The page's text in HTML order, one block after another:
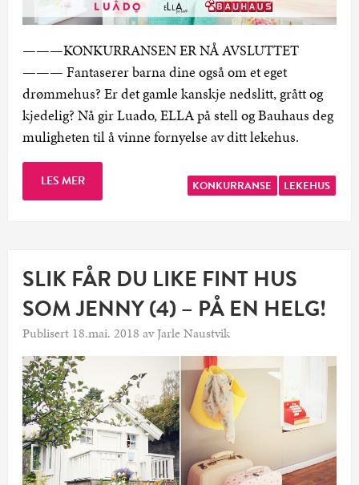
———KONKURRANSEN ER NÅ AVSLUTTET
——— Fantaserer barna dine også om et eget
drømmehus? Er det gamle kanskje nedslitt, grått og
kjedelig? Nå gir Luado, ELLA på stell og Bauhaus deg
muligheten til å vinne fornyelse av ditt lekehus.
LES MER KONKURRANSE LEKEHUS
SLIK FÅR DU LIKE FINT HUS
SOM JENNY (4) – PÅ EN HELG!
Publisert 18.mai. 2018 av Jarle Naustvik